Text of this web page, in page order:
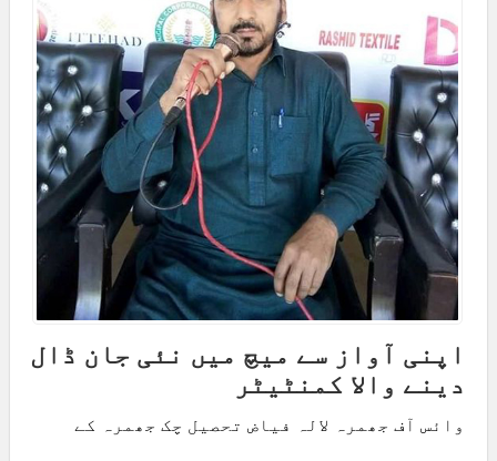
اپنی آواز سے میچ میں نئی جان ڈال
دینے والا کمنٹیٹر
وائس آف جھمرہ لالہ فیاض تحصیل چک جھمرہ کے